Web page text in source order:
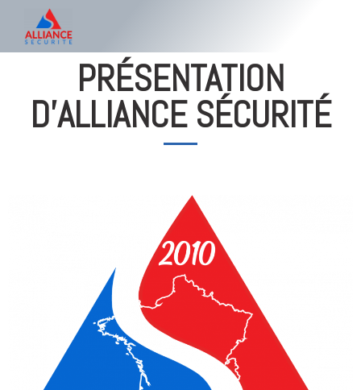
PRÉSENTATION
D'ALLIANCE SÉCURITÉ